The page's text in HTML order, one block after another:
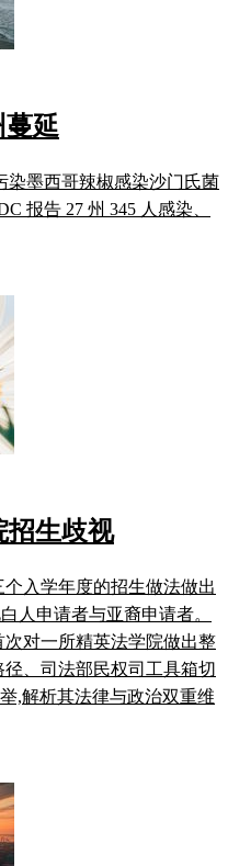
蔓延
染墨西哥辣椒感染沙门氏菌
报告 27 州 345 人感染、
招生歧视
个入学年度的招生做法做出
人申请者与亚裔申请者。
对一所精英法学院做出整
、司法部民权司工具箱切
,解析其法律与政治双重维